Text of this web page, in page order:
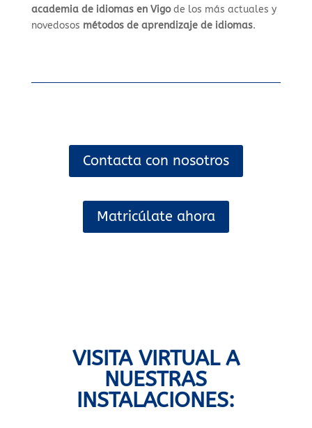
academia de idiomas en Vigode los más actuales y
novedosos métodos de aprendizaje de idiomas.
Contacta con nosotros
Matricúlate ahora
VISITA VIRTUAL A
NUESTRAS
INSTALACIONES: